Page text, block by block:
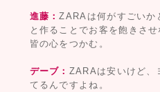
進藤：ZARAは何がすごいか
と作ることでお客を飽きさ
皆の心をつかむ。
デーブ： ZARAは安いけど、
てるんですよね。